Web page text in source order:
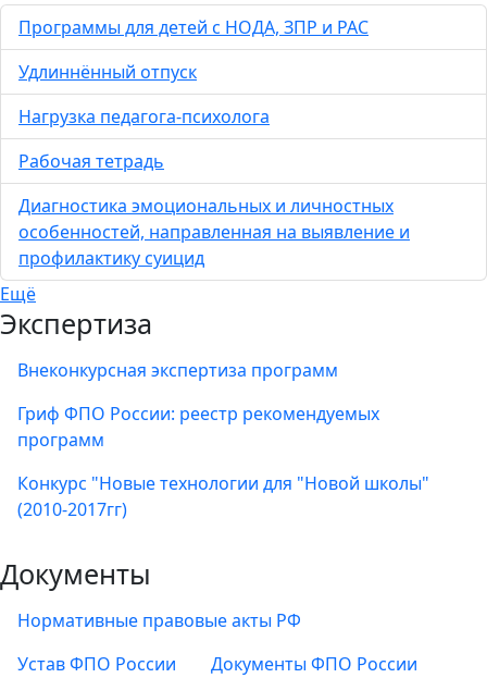
Программы для детей с НОДА, ЗПР и РАС
Удлиннённый отпуск
Нагрузка педагога-психолога
Рабочая тетрадь
Диагностика эмоциональных и личностных
особенностей, направленная на выявление и
профилактику суицид
Ещё
Экспертиза
Внеконкурсная экспертиза программ
Гриф ФПО России: реестр рекомендуемых
программ
Конкурс "Новые технологии для "Новой школы"
(2010-2017гг)
Документы
Нормативные правовые акты РФ
Устав ФПО России
Документы ФПО России